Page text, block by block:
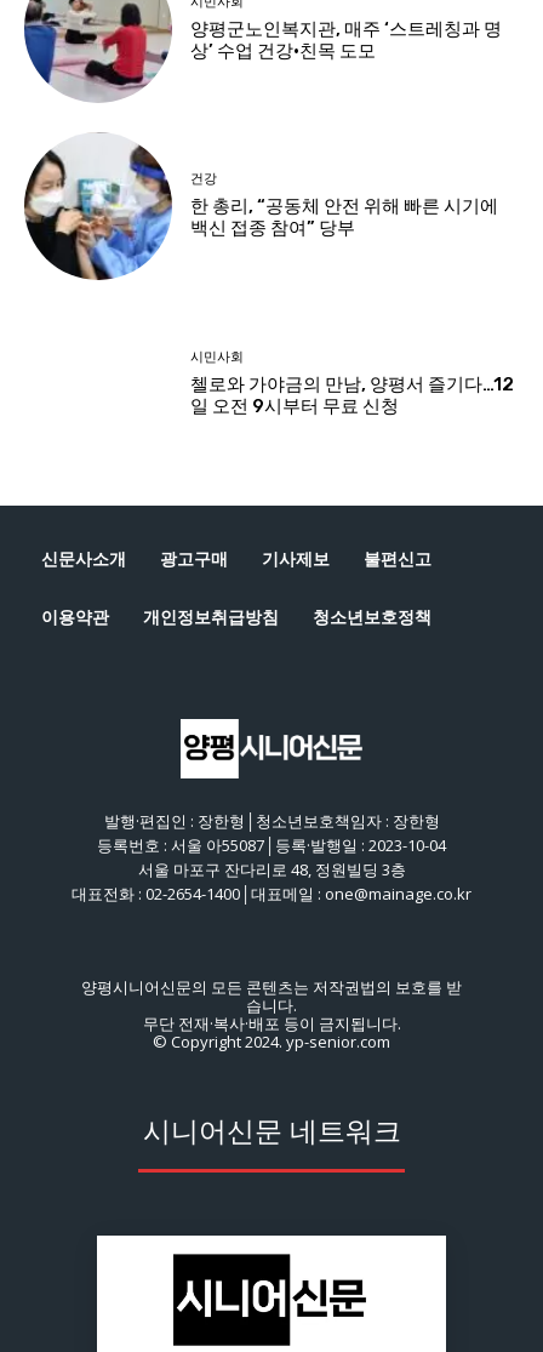
신문사소개 광고구매 기사제보 불편신고
이용약관 개인정보취급방침 청소년보호정책
발행·편집인 : 장한형│청소년보호책임자 : 장한형
등록번호 : 서울 아55087│등록·발행일 : 2023-10-04
서울 마포구 잔다리로 48, 정원빌딩 3층
대표전화 : 02-2654-1400│대표메일 : one@mainage.co.kr
양평시니어신문의 모든 콘텐츠는 저작권법의 보호를 받
습니다.
무단 전재·복사·배포 등이 금지됩니다.
© Copyright 2024. yp-senior.com
시니어신문 네트워크